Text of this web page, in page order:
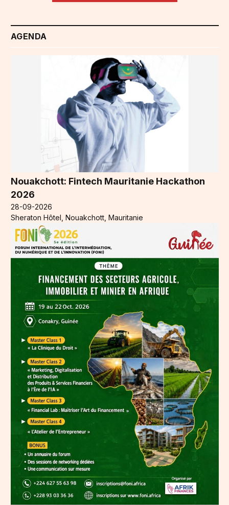
AGENDA
Nouakchott: Fintech Mauritanie Hackathon
2026
28-09-2026
Sheraton Hôtel, Nouakchott, Mauritanie